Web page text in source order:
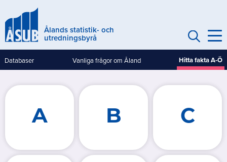
till
huvudinnehållÅlands statistik- och
utredningsbyrå
Genvägar
Databaser Vanliga frågor om Åland Hitta fakta A-Ö
A B C